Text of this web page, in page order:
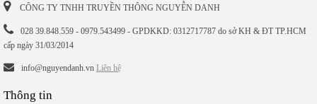
CÔNG TY TNHH TRUYỀN THÔNG NGUYỄN DANH
028 39.848.559 - 0979.543499 - GPDKKD: 0312717787 do sở KH & ĐT TP.HCM
cấp ngày 31/03/2014
info@nguyendanh.vn Liên hệ
Thông tin